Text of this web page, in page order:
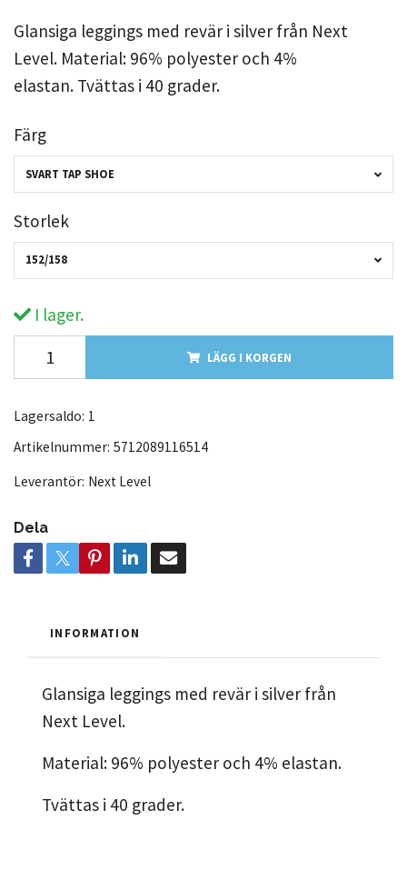
Glansiga leggings med revär i silver från Next
Level. Material: 96% polyester och 4%
elastan. Tvättas i 40 grader.
Färg
SVART TAP SHOE
Storlek
152/158
I lager.
LÄGG I KORGEN
Lagersaldo: 1
Artikelnummer: 5712089116514
Leverantör: Next Level
Dela
INFORMATION
Glansiga leggings med revär i silver från
Next Level.
Material: 96% polyester och 4% elastan.
Tvättas i 40 grader.